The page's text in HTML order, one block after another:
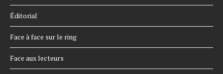
Éditorial
Face à face sur le ring
Face aux lecteurs